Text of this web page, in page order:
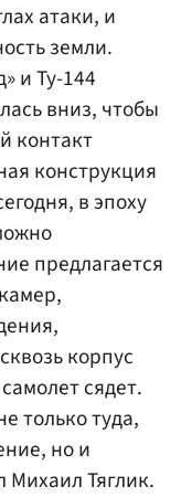
атаки, и
земли.
и Ту-144
вниз, чтобы
контакт
конструкция
в эпоху
предлагается
корпус
сядет.
только туда,
но и
Михаил Тяглик.